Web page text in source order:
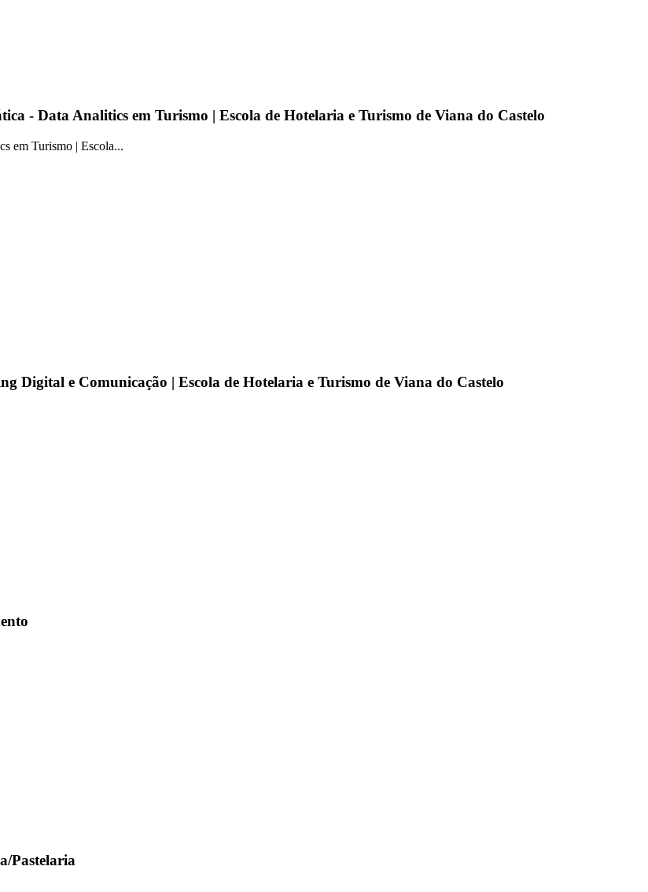
- Data Analitics em Turismo | Escola de Hotelaria e Turismo de Viana do Castelo
em Turismo | Escola...
Digital e Comunicação | Escola de Hotelaria e Turismo de Viana do Castelo
Pastelaria